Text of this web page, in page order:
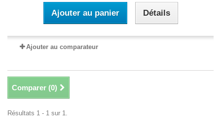
Ajouter au panier Détails
Ajouter au comparateur
Comparer (0)
Résultats 1 - 1 sur 1.